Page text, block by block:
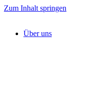
Zum Inhalt springen
Über uns